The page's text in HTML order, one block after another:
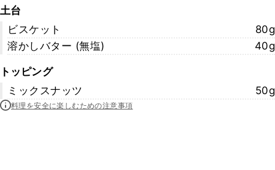
土台
ビスケット
80g
溶かしバター (無塩)
40g
トッピング
ミックスナッツ
50g
料理を安全に楽しむための注意事項